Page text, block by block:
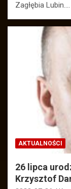
Zagłębia Lubin.…
AKTUALNOŚCI
26 lipca
Krzysztof